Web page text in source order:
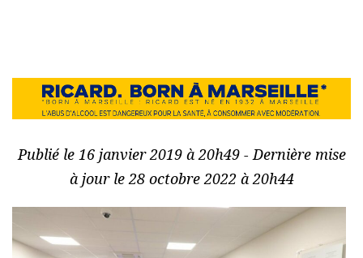
Publié le 16 janvier 2019 à 20h49 - Dernière mise
à jour le 28 octobre 2022 à 20h44